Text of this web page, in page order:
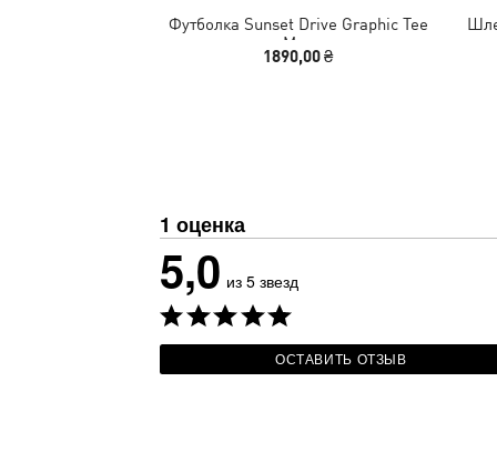
Футболка Sunset Drive Graphic Tee
Men
1890,00 ₴
1 оценка
5,0 из 5 звезд
ОСТАВИТЬ ОТЗЫВ